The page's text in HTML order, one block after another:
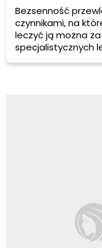
Bezsenność
czynnikami, na
leczyć ją można
specjalistycznych
snem miewamy
naturalne,